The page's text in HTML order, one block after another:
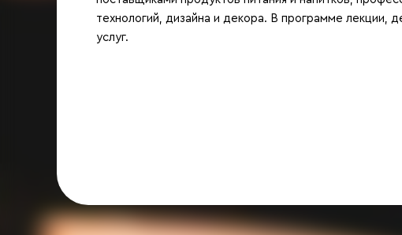
технологий, дизайна и декора. В программе лекции,
услуг.